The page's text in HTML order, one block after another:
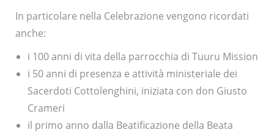
In particolare nella Celebrazione vengono ricordati
anche:
i 100 anni di vita della parrocchia di Tuuru Mission
i 50 anni di presenza e attività ministeriale dei
Sacerdoti Cottolenghini, iniziata con don Giusto
Crameri
il primo anno dalla Beatificazione della Beata